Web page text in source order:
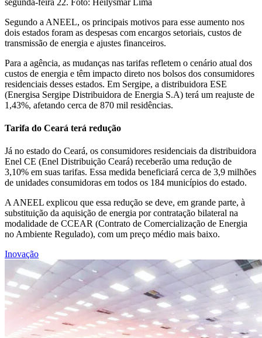
Segundo a ANEEL, os principais motivos para esse aumento nos
dois estados foram as despesas com encargos setoriais, custos de
transmissão de energia e ajustes financeiros.
Para a agência, as mudanças nas tarifas refletem o cenário atual dos
custos de energia e têm impacto direto nos bolsos dos consumidores
residenciais desses estados. Em Sergipe, a distribuidora ESE
(Energisa Sergipe Distribuidora de Energia S.A) terá um reajuste de
1,43%, afetando cerca de 870 mil residências.
Tarifa do Ceará terá redução
Já no estado do Ceará, os consumidores residenciais da distribuidora
Enel CE (Enel Distribuição Ceará) receberão uma redução de
3,10% em suas tarifas. Essa medida beneficiará cerca de 3,9 milhões
de unidades consumidoras em todos os 184 municípios do estado.
A ANEEL explicou que essa redução se deve, em grande parte, à
substituição da aquisição de energia por contratação bilateral na
modalidade de CCEAR (Contrato de Comercialização de Energia
no Ambiente Regulado), com um preço médio mais baixo.
Inovação